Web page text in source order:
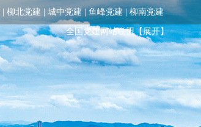
柳北党建 城中党建 | 鱼峰党建 | 柳南党建
全国党建网站联盟【展开】